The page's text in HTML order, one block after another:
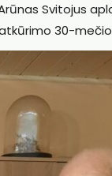
Svitojus
30-